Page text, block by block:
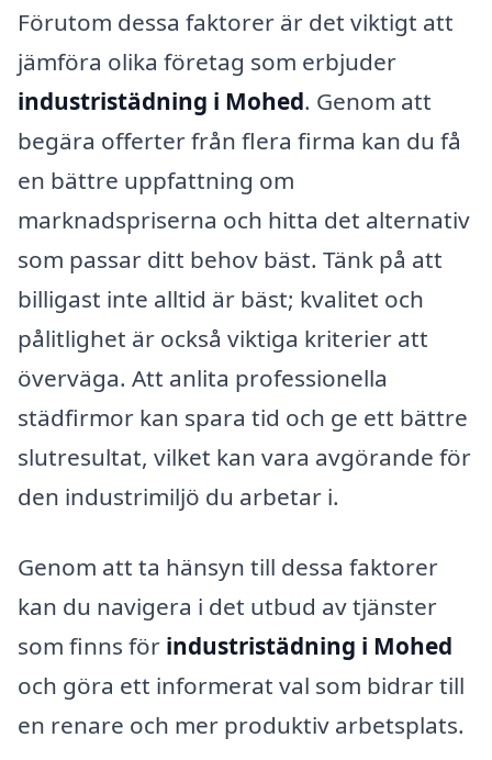
Förutom dessa faktorer är det viktigt att
jämföra olika företag som erbjuder
industristädning i Mohed. Genom att
begära offerter från flera firma kan du få
en bättre uppfattning om
marknadspriserna och hitta det alternativ
som passar ditt behov bäst. Tänk på att
billigast inte alltid är bäst; kvalitet och
pålitlighet är också viktiga kriterier att
överväga. Att anlita professionella
städfirmor kan spara tid och ge ett bättre
slutresultat, vilket kan vara avgörande för
den industrimiljö du arbetar i.
Genom att ta hänsyn till dessa faktorer
kan du navigera i det utbud av tjänster
som finns för industristädning i Mohed
och göra ett informerat val som bidrar till
en renare och mer produktiv arbetsplats.